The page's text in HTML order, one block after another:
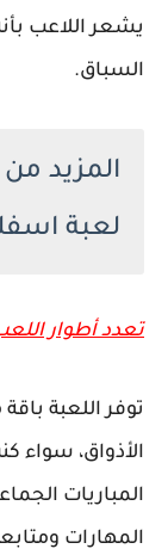
يشعر اللاعب
السباق.
المزيد
لعبة اسفلت 9:
تعدد أطوار
توفر اللعبة
الأذواق، سواء
المباريات
المهارات